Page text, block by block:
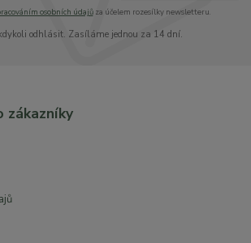
osobních údajůza účelem rozesílky newsletteru.
odhlásit. Zasíláme jednou za 14 dní.
zákazníky